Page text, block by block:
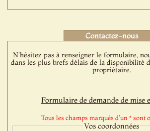
Contactez-nous
N'hésitez pas à renseigner le formulaire,
dans les plus brefs délais de la disponibilité
propriétaire.
Formulaire de demande de mise
Tous les champs marqués d'un * sont
Vos coordonnées